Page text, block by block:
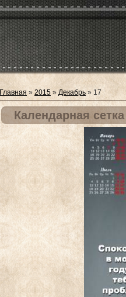
Главная » 2015 » Декабрь » 17
Календарная